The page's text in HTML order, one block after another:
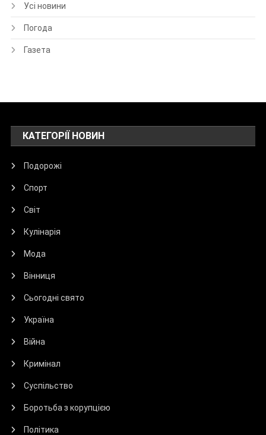
Усі новини
Погода
Газета
КАТЕГОРІЇ НОВИН
Подорожі
Спорт
Світ
Кулінарія
Мода
Вінниця
Сьогодні свято
Україна
Війна
Кримінал
Суспільство
Боротьба з корупцією
Політика